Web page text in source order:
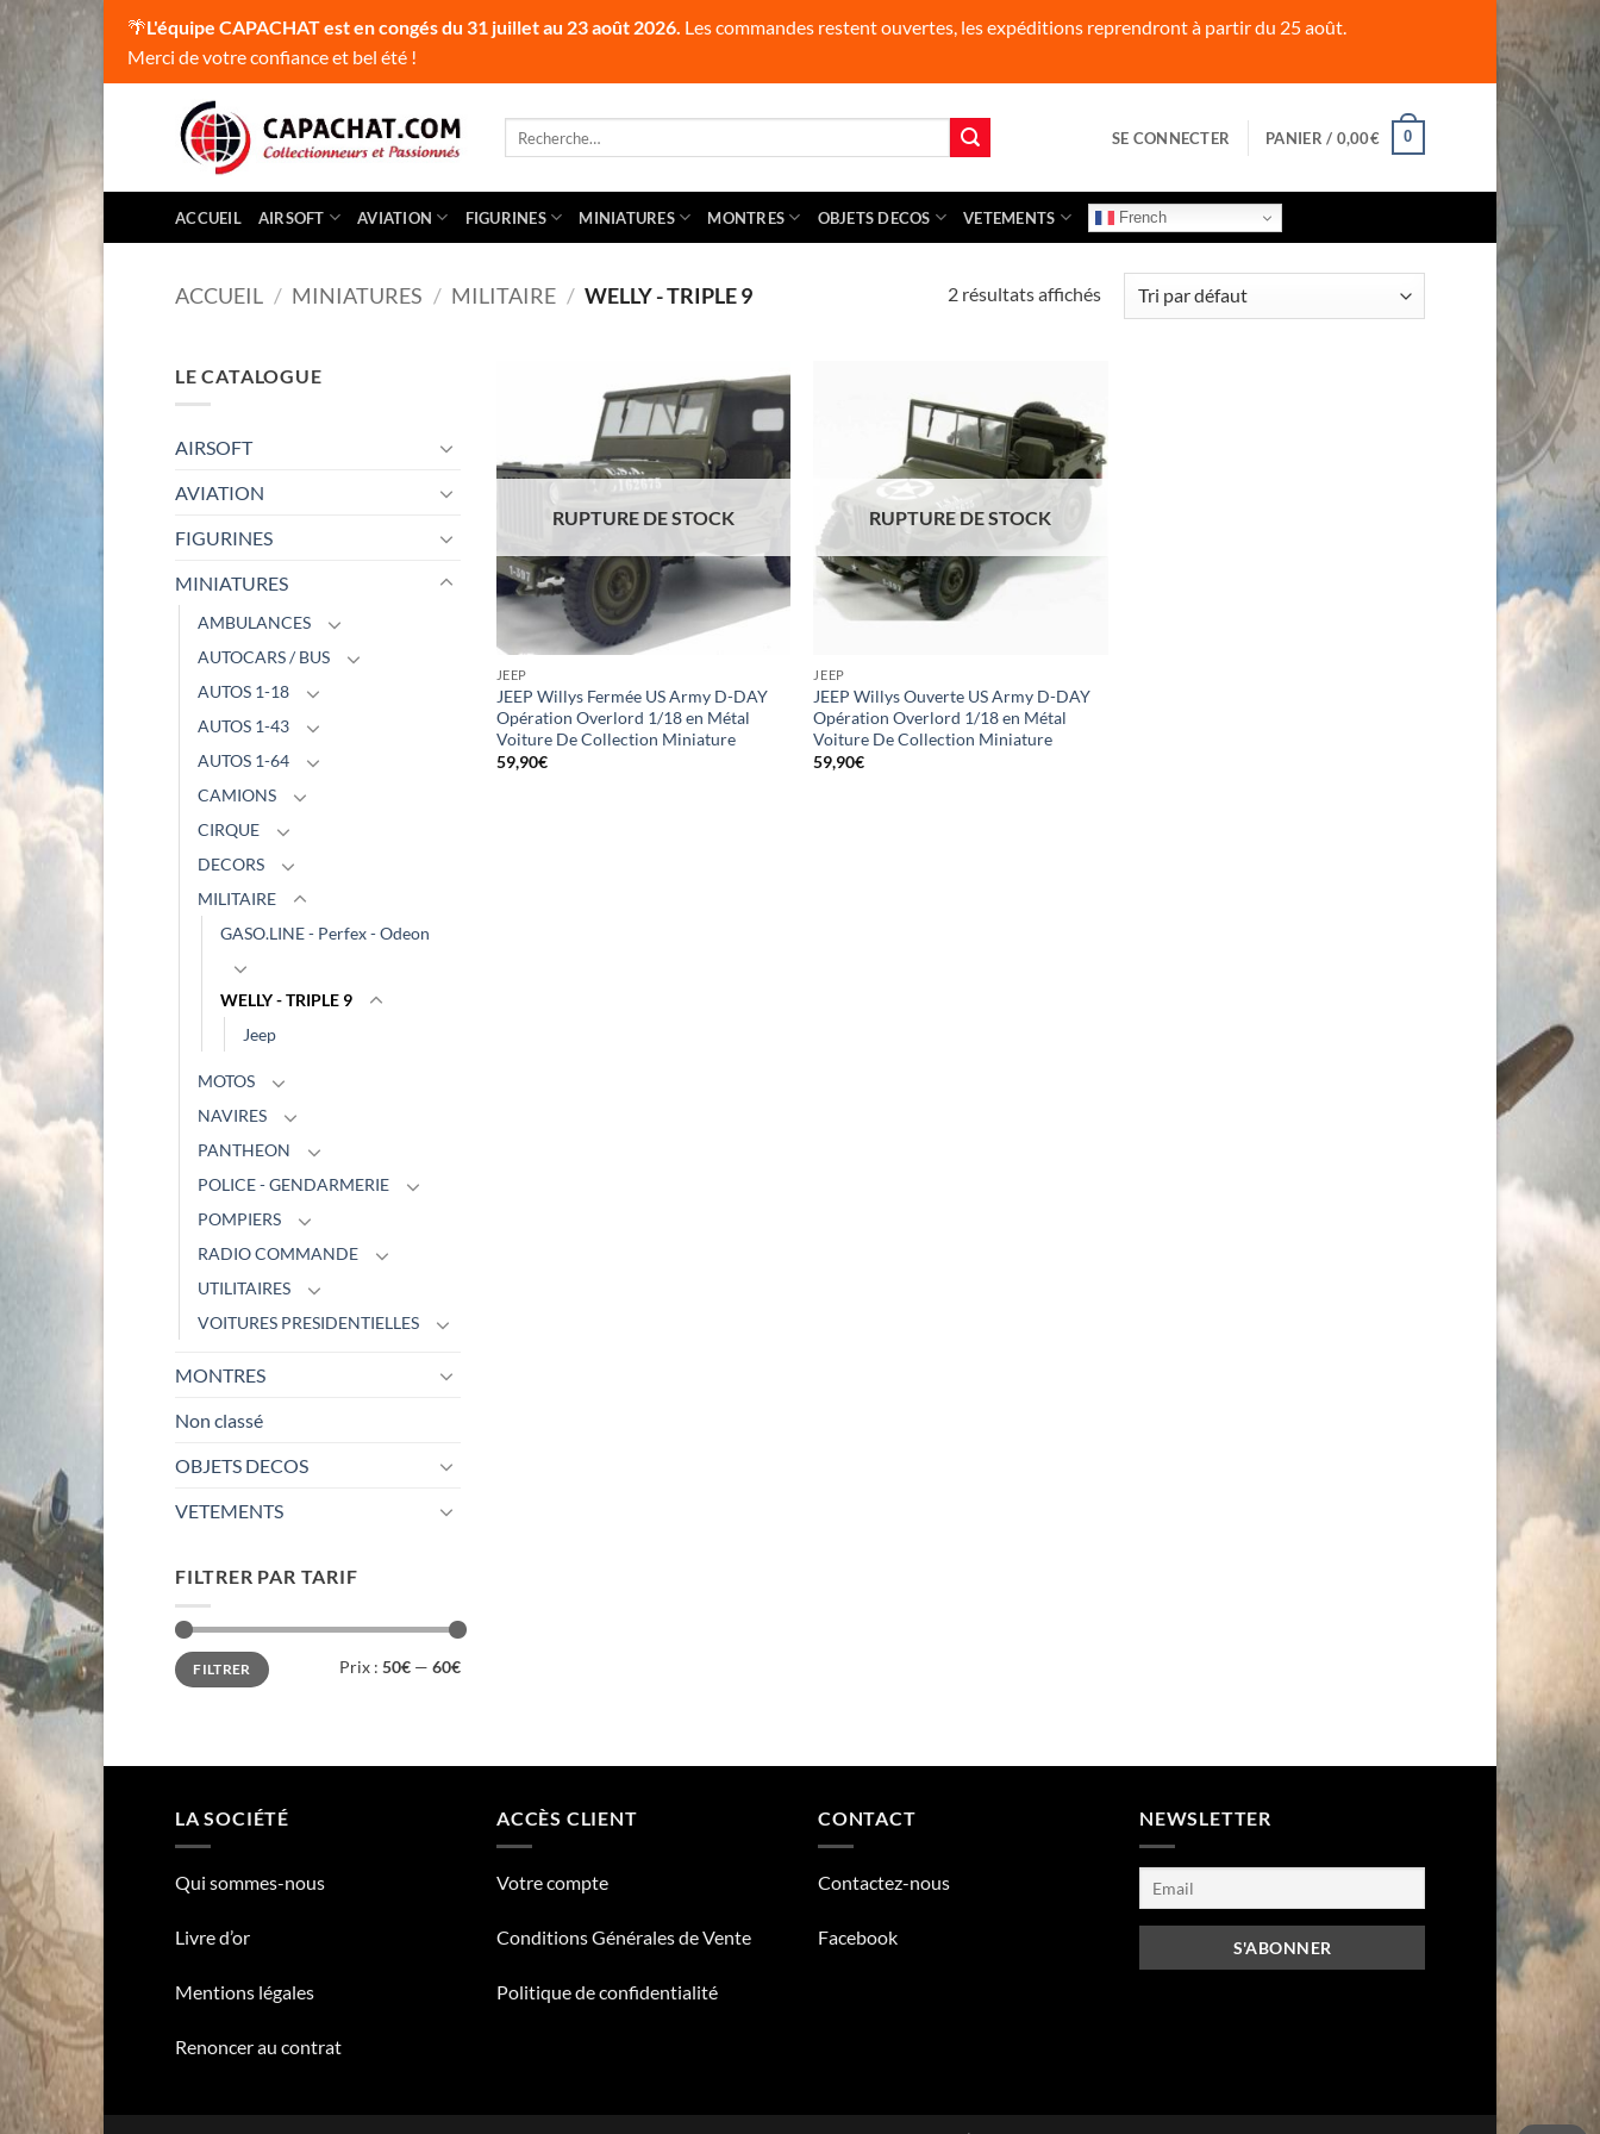
🌴L'équipe CAPACHAT est en congés du 31 juillet au 23 août 2026. Les commandes restent ouvertes, les expéditions reprendront à partir du 25 août.
Merci de votre confiance et bel été !
SE CONNECTER PANIER / 0,00€ 0
ACCUEIL AIRSOFT AVIATION FIGURINES MINIATURES MONTRES OBJETS DECOS VETEMENTS French
ACCUEIL / MINIATURES / MILITAIRE / WELLY - TRIPLE 9 2 résultats affichés
LE CATALOGUE
AIRSOFT
AVIATION
FIGURINES
MINIATURES
AMBULANCES
AUTOCARS / BUS
AUTOS 1-18
AUTOS 1-43
AUTOS 1-64
CAMIONS
CIRQUE
DECORS
MILITAIRE
GASO.LINE - Perfex - Odeon
WELLY - TRIPLE 9
Jeep
MOTOS
NAVIRES
PANTHEON
POLICE - GENDARMERIE
POMPIERS
RADIO COMMANDE
UTILITAIRES
VOITURES PRESIDENTIELLES
MONTRES
Non classé
OBJETS DECOS
VETEMENTS
FILTRER PAR TARIF
Prix
min
Prix
maxFILTRER Prix : 50€ — 60€
RUPTURE DE STOCK
JEEP
JEEP Willys Fermée US Army D-DAY
Opération Overlord 1/18 en Métal
Voiture De Collection Miniature
59,90€
RUPTURE DE STOCK
JEEP
JEEP Willys Ouverte US Army D-DAY
Opération Overlord 1/18 en Métal
Voiture De Collection Miniature
59,90€
LA SOCIÉTÉ
Qui sommes-nous
Livre d’or
Mentions légales
Renoncer au contrat
ACCÈS CLIENT
Votre compte
Conditions Générales de Vente
Politique de confidentialité
CONTACT
Contactez-nous
Facebook
NEWSLETTER